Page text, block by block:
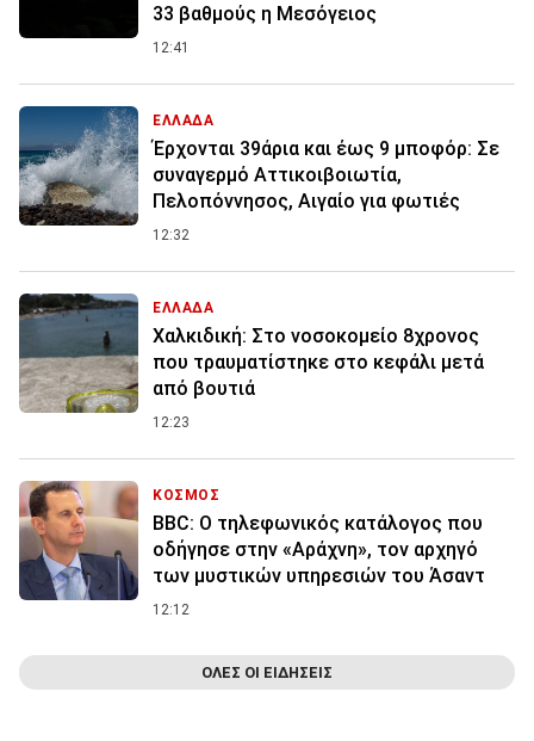
33 βαθμούς η Μεσόγειος
12:41
ΕΛΛΑΔΑ
Έρχονται 39άρια και έως 9 μποφόρ: Σε
συναγερμό Αττικοιβοιωτία,
Πελοπόννησος, Αιγαίο για φωτιές
12:32
ΕΛΛΑΔΑ
Χαλκιδική: Στο νοσοκομείο 8χρονος
που τραυματίστηκε στο κεφάλι μετά
από βουτιά
12:23
ΚΟΣΜΟΣ
BBC: Ο τηλεφωνικός κατάλογος που
οδήγησε στην «Αράχνη», τον αρχηγό
των μυστικών υπηρεσιών του Άσαντ
12:12
ΟΛΕΣ ΟΙ ΕΙΔΗΣΕΙΣ